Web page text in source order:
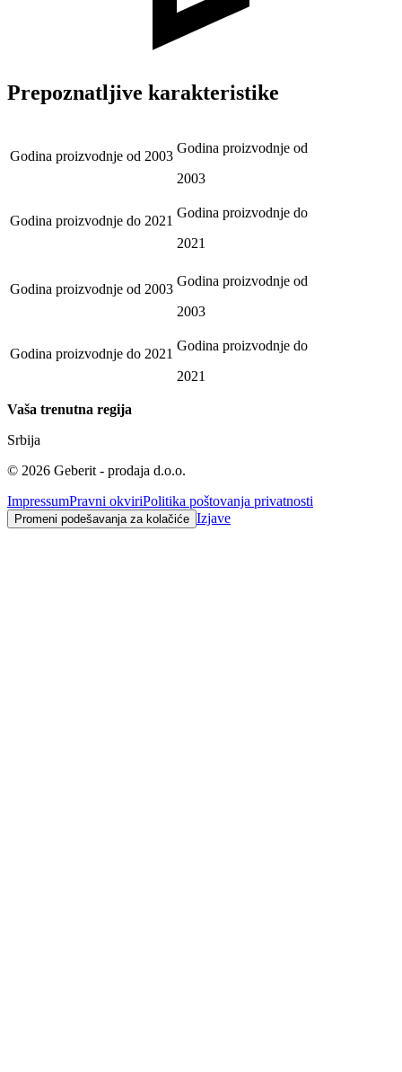
Prepoznatljive karakteristike
Godina proizvodnje od 2003
Godina proizvodnje od
2003
Godina proizvodnje do 2021
Godina proizvodnje do
2021
Godina proizvodnje od 2003
Godina proizvodnje od
2003
Godina proizvodnje do 2021
Godina proizvodnje do
2021
Vaša trenutna regija
Srbija
© 2026 Geberit - prodaja d.o.o.
ImpressumPravni okviriPolitika poštovanja privatnosti
Promeni podešavanja za kolačiće Izjave